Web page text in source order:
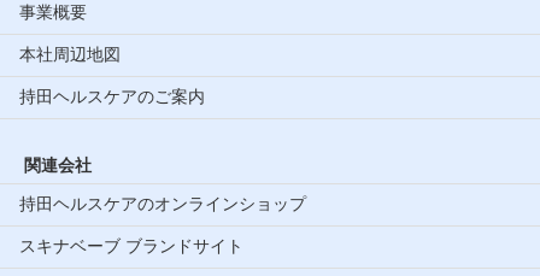
事業概要
本社周辺地図
持田ヘルスケアのご案内
関連会社
持田ヘルスケアのオンラインショップ
スキナベーブ ブランドサイト